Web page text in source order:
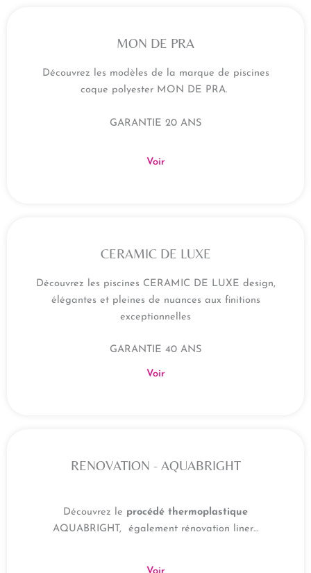
MON DE PRA
Découvrez les modèles de la marque de piscines
coque polyester MON DE PRA.
GARANTIE 20 ANS
Voir
CERAMIC DE LUXE
Découvrez les piscines CERAMIC DE LUXE design,
élégantes et pleines de nuances aux finitions
exceptionnelles
GARANTIE 40 ANS
Voir
RENOVATION - AQUABRIGHT
Découvrez le procédé thermoplastique
AQUABRIGHT, également rénovation liner…